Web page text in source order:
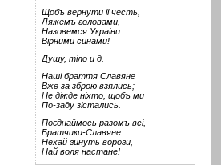
Щобъ вернути іі честь,
Ляжемъ головами,
Назовемся Украіни
Вірними синами!
Душу, тіло и д.
Наші браття Славяне
Вже за зброю взялись;
Не діжде ніхто, щобъ ми
По-заду зістались.
Поєднаймось разомъ всі,
Братчики-Славяне:
Нехай гинуть вороги,
Най воля настане!